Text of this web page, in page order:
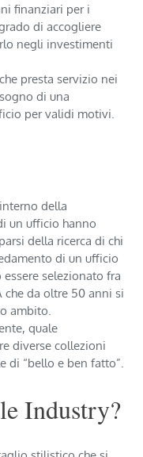
finanziari per i
di accogliere
negli investimenti
presta servizio nei
di una
per validi motivi.
della
un ufficio hanno
della ricerca di chi
di un ufficio
selezionato fra
che da oltre 50 anni si
ambito.
quale
diverse collezioni
di “bello e ben fatto”.
Industry?